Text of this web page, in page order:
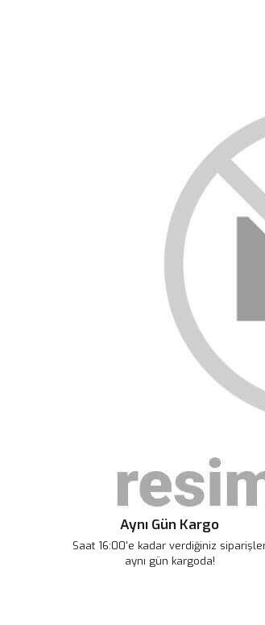
Aynı Gün Kargo
Saat 16:00'e kadar verdiğiniz
aynı gün kargoda!